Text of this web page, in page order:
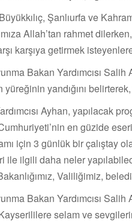
Şanlıurfa ve
Allah’tan rahmet
karşıya getirmek
Bakan Yardımcısı
yandığını
Ayhan, yapılacak
en güzide
için 3 günlük bir çalıştay
ile ilgili daha neler
Valiliğimiz,
Bakan Yardımcısı
selam ve